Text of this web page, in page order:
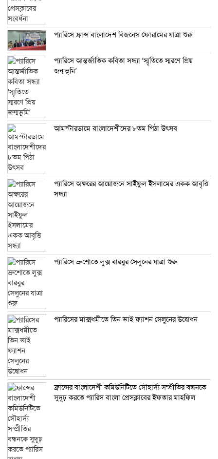
প্যারিসে ফ্রান্স বাংলাদেশ বিজনেস ফোরামের যাত্রা শুরু
প্যারিসে আন্তর্জাতিক কবিতা সন্ধ্যা ‘স্মৃতিতে স্মরণে প্রিয়
জন্মভূমি’
আমস্টারডামে বাংলাদেশীদের ৮তম পিঠা উৎসব
প্যারিসে অক্ষরের আয়োজনে সাইফুল ইসলামের একক আবৃত্তি
সন্ধ্যা
প্যারিসে ব্রুশোতে লুক্স বারবুর সেলুনের যাত্রা শুরু
প্যারিসের মাক্সধমীতে তিন ভাই ফ্যাশন সেলুনের উদ্বোধন
ফ্রান্সের বাংলাদেশী কমিউনিটিতে সৌহার্দ্য সম্প্রীতির বন্ধনকে
সুদূঢ় করতে প্যারিস বাংলা প্রেসক্লাবের ইফতার মাহফিল